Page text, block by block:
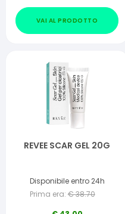
VAI AL PRODOTTO
REVEE SCAR GEL 20G
Disponibile entro 24h
Prima era: €38.70